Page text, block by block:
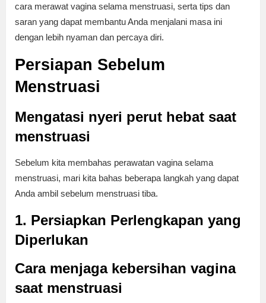
cara merawat vagina selama menstruasi, serta tips dan
saran yang dapat membantu Anda menjalani masa ini
dengan lebih nyaman dan percaya diri.
Persiapan Sebelum
Menstruasi
Mengatasi nyeri perut hebat saat
menstruasi
Sebelum kita membahas perawatan vagina selama
menstruasi, mari kita bahas beberapa langkah yang dapat
Anda ambil sebelum menstruasi tiba.
1. Persiapkan Perlengkapan yang
Diperlukan
Cara menjaga kebersihan vagina
saat menstruasi